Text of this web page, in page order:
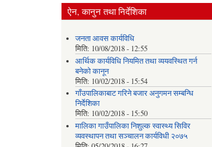
ऐन, कानुन तथा निर्देशिका
जनता आवस कार्यविधि
मिति: 10/08/2018 - 12:55
आर्थिक कार्यविधि नियमित तथा व्ययवस्थित गर्न
बनेको कानून
मिति: 10/02/2018 - 15:54
गाँउपालिकाबाट गरिने बजार अनुगमन सम्बन्धि
निर्देशिका
मिति: 10/02/2018 - 15:50
मालिका गाउँपालिका निशुल्क स्वास्थ्य सिविर
व्यवस्थापन तथा सञ्चालन कार्यविधी २०७५